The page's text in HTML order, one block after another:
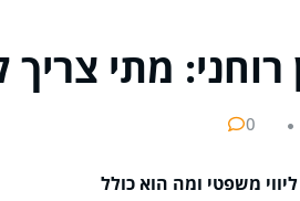
רוחני: מתי
0
ליווי משפטי ומה הוא כולל